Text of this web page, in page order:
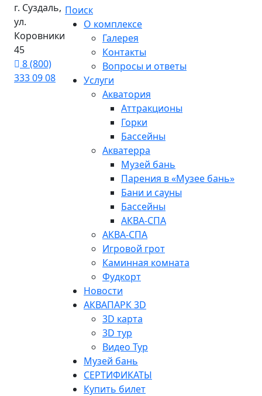
г. Суздаль,
ул.
Коровники
45
8 (800)
333 09 08
Поиск
О комплексе
Галерея
Контакты
Вопросы и ответы
Услуги
Акватория
Аттракционы
Горки
Бассейны
Акватерра
Музей бань
Парения в «Музее бань»
Бани и сауны
Бассейны
АКВА-СПА
АКВА-СПА
Игровой грот
Каминная комната
Фудкорт
Новости
АКВАПАРК 3D
3D карта
3D тур
Видео Тур
Музей бань
СЕРТИФИКАТЫ
Купить билет